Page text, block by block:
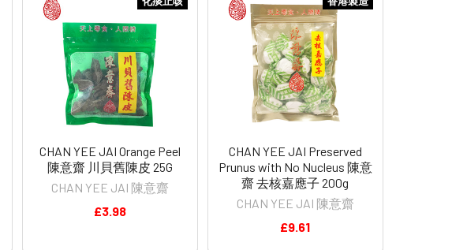
CHAN YEE JAI Orange Peel
陳意齋 川貝舊陳皮 25G
CHAN YEE JAI 陳意齋
£3.98
CHAN YEE JAI Preserved
Prunus with No Nucleus 陳意
齋 去核嘉應子 200g
CHAN YEE JAI 陳意齋
£9.61